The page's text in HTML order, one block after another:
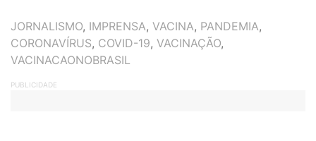
TAGS
JORNALISMO, IMPRENSA, VACINA, PANDEMIA,
CORONAVÍRUS, COVID-19, VACINAÇÃO,
VACINACAONOBRASIL
PUBLICIDADE